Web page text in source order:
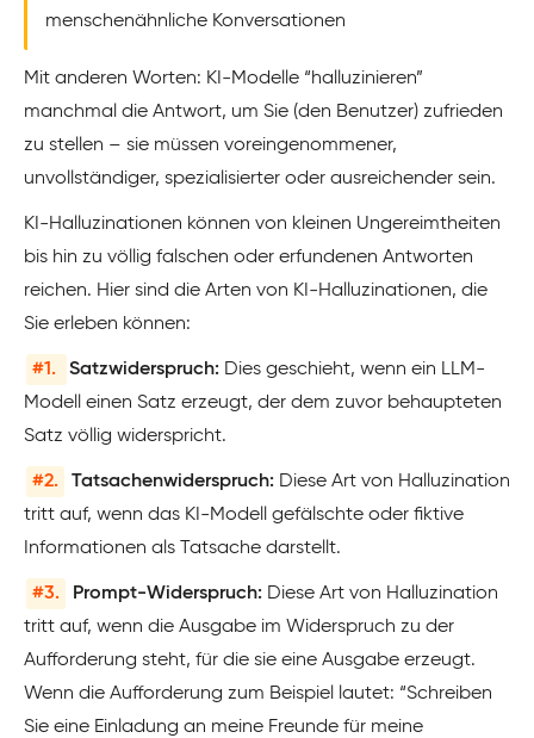
menschenähnliche Konversationen
Mit anderen Worten: KI-Modelle “halluzinieren”
manchmal die Antwort, um Sie (den Benutzer) zufrieden
zu stellen – sie müssen voreingenommener,
unvollständiger, spezialisierter oder ausreichender sein.
KI-Halluzinationen können von kleinen Ungereimtheiten
bis hin zu völlig falschen oder erfundenen Antworten
reichen. Hier sind die Arten von KI-Halluzinationen, die
Sie erleben können:
#1. Satzwiderspruch: Dies geschieht, wenn ein LLM-
Modell einen Satz erzeugt, der dem zuvor behaupteten
Satz völlig widerspricht.
#2. Tatsachenwiderspruch: Diese Art von Halluzination
tritt auf, wenn das KI-Modell gefälschte oder fiktive
Informationen als Tatsache darstellt.
#3. Prompt-Widerspruch: Diese Art von Halluzination
tritt auf, wenn die Ausgabe im Widerspruch zu der
Aufforderung steht, für die sie eine Ausgabe erzeugt.
Wenn die Aufforderung zum Beispiel lautet: “Schreiben
Sie eine Einladung an meine Freunde für meine